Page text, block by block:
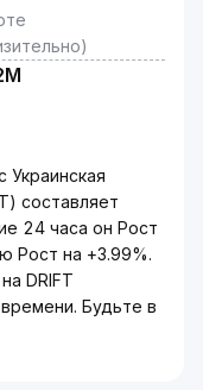
составляет
24 часа он Рост
Рост на +3.99%.
DRIFT
Будьте в